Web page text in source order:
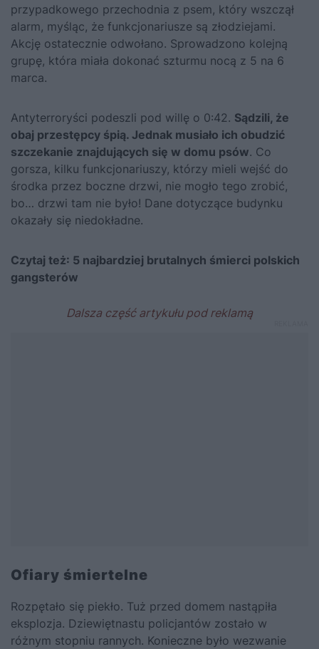
przypadkowego przechodnia z psem, który wszczął
alarm, myśląc, że funkcjonariusze są złodziejami.
Akcję ostatecznie odwołano. Sprowadzono kolejną
grupę, która miała dokonać szturmu nocą z 5 na 6
marca.
Antyterroryści podeszli pod willę o 0:42. Sądzili, że
obaj przestępcy śpią. Jednak musiało ich obudzić
szczekanie znajdujących się w domu psów. Co
gorsza, kilku funkcjonariuszy, którzy mieli wejść do
środka przez boczne drzwi, nie mogło tego zrobić,
bo… drzwi tam nie było! Dane dotyczące budynku
okazały się niedokładne.
Czytaj też: 5 najbardziej brutalnych śmierci polskich
gangsterów
Ofiary śmiertelne
Rozpętało się piekło. Tuż przed domem nastąpiła
eksplozja. Dziewiętnastu policjantów zostało w
różnym stopniu rannych. Konieczne było wezwanie